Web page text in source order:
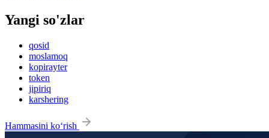
Yangi so'zlar
qosid
moslamoq
kopirayter
token
jipiriq
karshering
Hammasini ko‘rish